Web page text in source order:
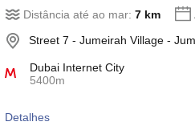
Distância até ao mar: 7 km
Street 7 - Jumeirah Village -
Dubai Internet City
5400m
Detalhes